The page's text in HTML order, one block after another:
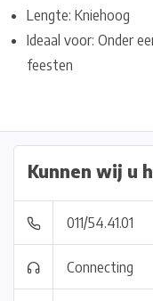
Lengte: Kniehoog
Ideaal voor: Onder
feesten
Kunnen wij u
011/54.41.01
Connecting